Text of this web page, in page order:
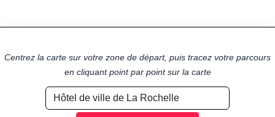
Centrez la carte sur votre zone de départ, puis tracez votre parcours
en cliquant point par point sur la carte